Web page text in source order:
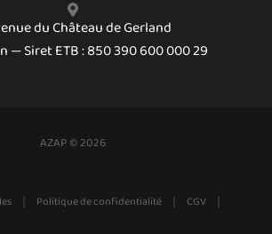
du Château de Gerland
— Siret ETB : 850 390 600 000 29
AZAP © 2026
| Politique de confidentialité | CGV |